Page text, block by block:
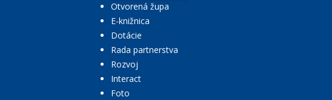
Otvorená župa
E-knižnica
Dotácie
Rada partnerstva
Rozvoj
Interact
Foto